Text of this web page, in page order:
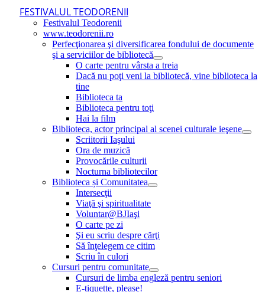
FESTIVALUL TEODORENII
Festivalul Teodorenii
www.teodorenii.ro
Perfecţionarea şi diversificarea fondului de documente
şi a serviciilor de bibliotecă
O carte pentru vârsta a treia
Dacă nu poţi veni la bibliotecă, vine biblioteca la
tine
Biblioteca ta
Biblioteca pentru toţi
Hai la film
Biblioteca, actor principal al scenei culturale ieşene
Scriitorii Iaşului
Ora de muzică
Provocările culturii
Nocturna bibliotecilor
Biblioteca și Comunitatea
Intersecţii
Viaţă şi spiritualitate
Voluntar@BJIaşi
O carte pe zi
Şi eu scriu despre cărţi
Să înţelegem ce citim
Scriu în culori
Cursuri pentru comunitate
Cursuri de limba engleză pentru seniori
E-tiquette, please!